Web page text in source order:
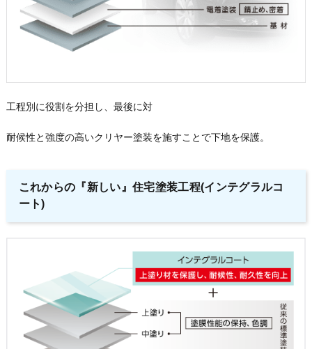
工程別に役割を分担し、最後に対
耐候性と強度の高いクリヤー塗装を施すことで下地を保護。
これからの『新しい』住宅塗装工程(インテグラルコ
ート)